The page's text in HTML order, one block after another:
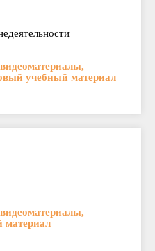
видеоматериалы,
учебный материал
видеоматериалы,
материал